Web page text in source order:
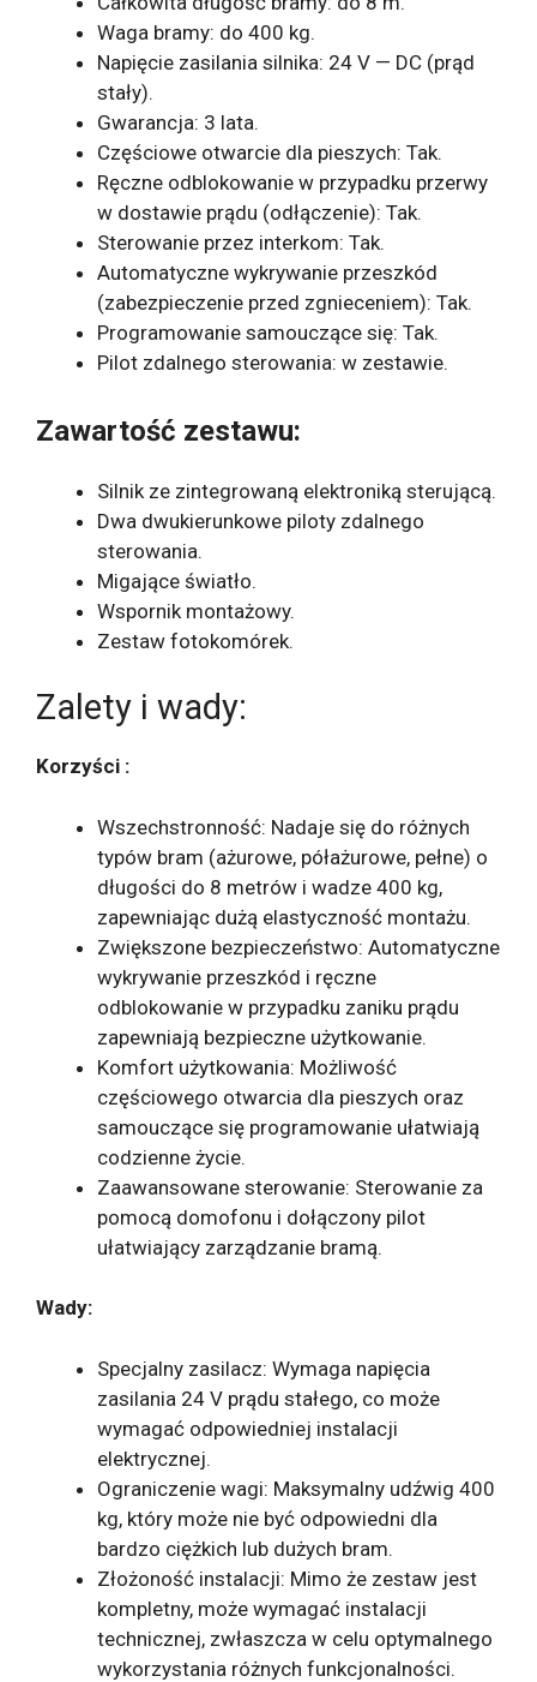
Waga bramy: do 400 kg.
Napięcie zasilania silnika: 24 V — DC (prąd
stały).
Gwarancja: 3 lata.
Częściowe otwarcie dla pieszych: Tak.
Ręczne odblokowanie w przypadku przerwy
w dostawie prądu (odłączenie): Tak.
Sterowanie przez interkom: Tak.
Automatyczne wykrywanie przeszkód
(zabezpieczenie przed zgnieceniem): Tak.
Programowanie samouczące się: Tak.
Pilot zdalnego sterowania: w zestawie.
Zawartość zestawu:
Silnik ze zintegrowaną elektroniką sterującą.
Dwa dwukierunkowe piloty zdalnego
sterowania.
Migające światło.
Wspornik montażowy.
Zestaw fotokomórek.
Zalety i wady:
Korzyści :
Wszechstronność: Nadaje się do różnych
typów bram (ażurowe, półażurowe, pełne) o
długości do 8 metrów i wadze 400 kg,
zapewniając dużą elastyczność montażu.
Zwiększone bezpieczeństwo: Automatyczne
wykrywanie przeszkód i ręczne
odblokowanie w przypadku zaniku prądu
zapewniają bezpieczne użytkowanie.
Komfort użytkowania: Możliwość
częściowego otwarcia dla pieszych oraz
samouczące się programowanie ułatwiają
codzienne życie.
Zaawansowane sterowanie: Sterowanie za
pomocą domofonu i dołączony pilot
ułatwiający zarządzanie bramą.
Wady:
Specjalny zasilacz: Wymaga napięcia
zasilania 24 V prądu stałego, co może
wymagać odpowiedniej instalacji
elektrycznej.
Ograniczenie wagi: Maksymalny udźwig 400
kg, który może nie być odpowiedni dla
bardzo ciężkich lub dużych bram.
Złożoność instalacji: Mimo że zestaw jest
kompletny, może wymagać instalacji
technicznej, zwłaszcza w celu optymalnego
wykorzystania różnych funkcjonalności.